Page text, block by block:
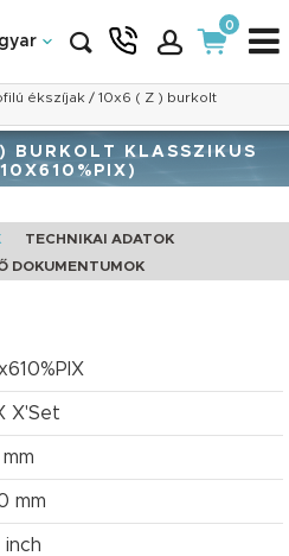
0
ékszíjak / 10x6 ( Z ) burkolt
BURKOLT KLASSZIKUS
TECHNIKAI ADATOK
DOKUMENTUMOK
X'Set
mm
inch